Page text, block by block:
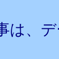
は、